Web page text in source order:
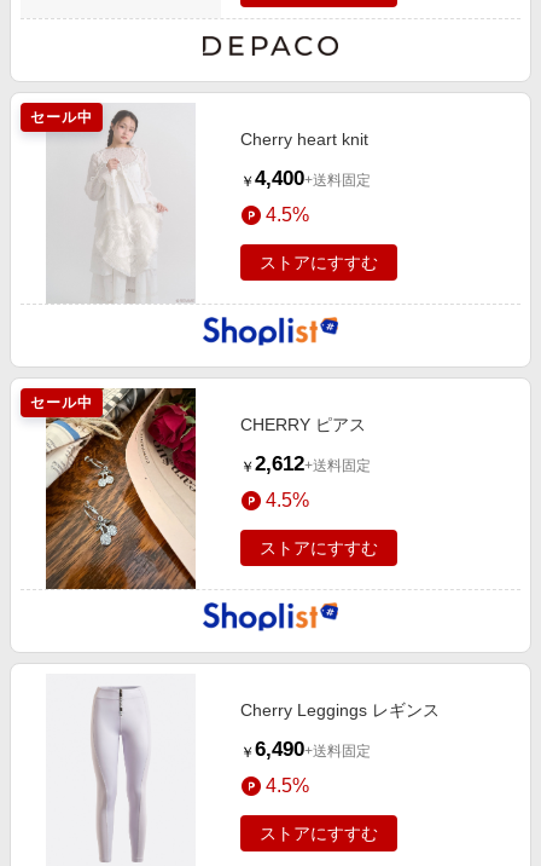
セール中
Cherry heart knit
￥ 4,400+送料固定
4.5%
ストアにすすむ
セール中
CHERRY ピアス
￥ 2,612+送料固定
4.5%
ストアにすすむ
Cherry Leggings レギンス
￥ 6,490+送料固定
4.5%
ストアにすすむ